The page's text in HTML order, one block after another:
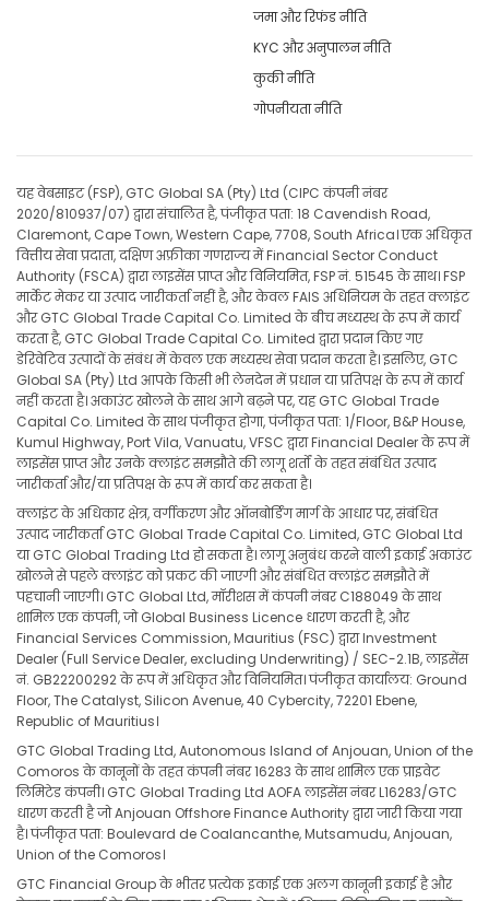
जमा और रिफंड नीति
KYC और अनुपालन नीति
कुकी नीति
गोपनीयता नीति
यह वेबसाइट (FSP), GTC Global SA (Pty) Ltd (CIPC कंपनी नंबर
2020/810937/07) द्वारा संचालित है, पंजीकृत पता: 18 Cavendish Road,
Claremont, Cape Town, Western Cape, 7708, South Africa। एक अधिकृत
वित्तीय सेवा प्रदाता, दक्षिण अफ्रीका गणराज्य में Financial Sector Conduct
Authority (FSCA) द्वारा लाइसेंस प्राप्त और विनियमित, FSP नं. 51545 के साथ। FSP
मार्केट मेकर या उत्पाद जारीकर्ता नहीं है, और केवल FAIS अधिनियम के तहत क्लाइंट
और GTC Global Trade Capital Co. Limited के बीच मध्यस्थ के रूप में कार्य
करता है, GTC Global Trade Capital Co. Limited द्वारा प्रदान किए गए
डेरिवेटिव उत्पादों के संबंध में केवल एक मध्यस्थ सेवा प्रदान करता है। इसलिए, GTC
Global SA (Pty) Ltd आपके किसी भी लेनदेन में प्रधान या प्रतिपक्ष के रूप में कार्य
नहीं करता है। अकाउंट खोलने के साथ आगे बढ़ने पर, यह GTC Global Trade
Capital Co. Limited के साथ पंजीकृत होगा, पंजीकृत पता: 1/Floor, B&P House,
Kumul Highway, Port Vila, Vanuatu, VFSC द्वारा Financial Dealer के रूप में
लाइसेंस प्राप्त और उनके क्लाइंट समझौते की लागू शर्तों के तहत संबंधित उत्पाद
जारीकर्ता और/या प्रतिपक्ष के रूप में कार्य कर सकता है।
क्लाइंट के अधिकार क्षेत्र, वर्गीकरण और ऑनबोर्डिंग मार्ग के आधार पर, संबंधित
उत्पाद जारीकर्ता GTC Global Trade Capital Co. Limited, GTC Global Ltd
या GTC Global Trading Ltd हो सकता है। लागू अनुबंध करने वाली इकाई अकाउंट
खोलने से पहले क्लाइंट को प्रकट की जाएगी और संबंधित क्लाइंट समझौते में
पहचानी जाएगी। GTC Global Ltd, मॉरीशस में कंपनी नंबर C188049 के साथ
शामिल एक कंपनी, जो Global Business Licence धारण करती है, और
Financial Services Commission, Mauritius (FSC) द्वारा Investment
Dealer (Full Service Dealer, excluding Underwriting) / SEC-2.1B, लाइसेंस
नं. GB22200292 के रूप में अधिकृत और विनियमित। पंजीकृत कार्यालय: Ground
Floor, The Catalyst, Silicon Avenue, 40 Cybercity, 72201 Ebene,
Republic of Mauritius।
GTC Global Trading Ltd, Autonomous Island of Anjouan, Union of the
Comoros के कानूनों के तहत कंपनी नंबर 16283 के साथ शामिल एक प्राइवेट
लिमिटेड कंपनी। GTC Global Trading Ltd AOFA लाइसेंस नंबर L16283/GTC
धारण करती है जो Anjouan Offshore Finance Authority द्वारा जारी किया गया
है। पंजीकृत पता: Boulevard de Coalancanthe, Mutsamudu, Anjouan,
Union of the Comoros।
GTC Financial Group के भीतर प्रत्येक इकाई एक अलग कानूनी इकाई है और